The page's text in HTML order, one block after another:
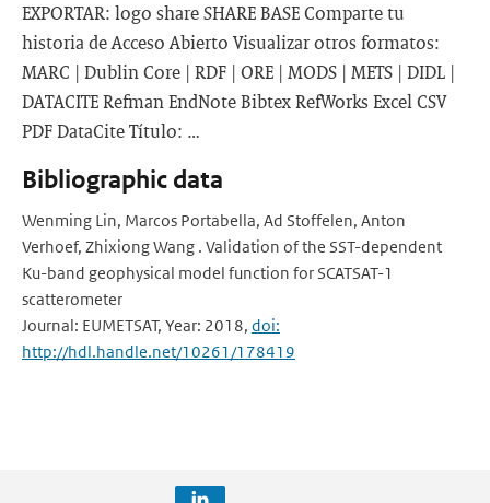
EXPORTAR: logo share SHARE BASE Comparte tu
historia de Acceso Abierto Visualizar otros formatos:
MARC | Dublin Core | RDF | ORE | MODS | METS | DIDL |
DATACITE Refman EndNote Bibtex RefWorks Excel CSV
PDF DataCite Título: …
Bibliographic data
Wenming Lin, Marcos Portabella, Ad Stoffelen, Anton
Verhoef, Zhixiong Wang . Validation of the SST-dependent
Ku-band geophysical model function for SCATSAT-1
scatterometer
Journal: EUMETSAT, Year: 2018, doi:
http://hdl.handle.net/10261/178419